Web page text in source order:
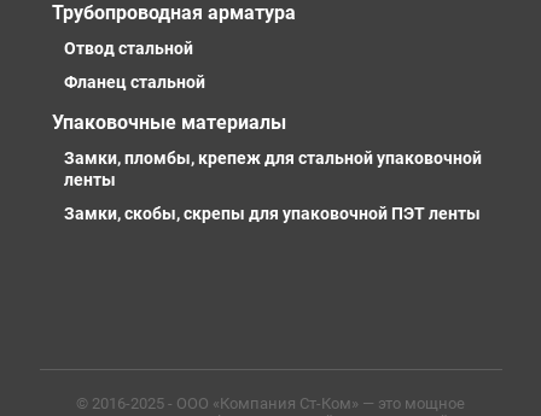
Трубопроводная арматура
Отвод стальной
Фланец стальной
Упаковочные материалы
Замки, пломбы, крепеж для стальной упаковочной
ленты
Замки, скобы, скрепы для упаковочной ПЭТ ленты
© 2016-2025 - ООО «Компания Ст-Ком» — это мощное